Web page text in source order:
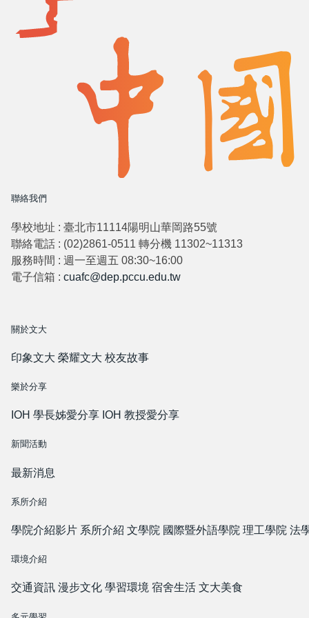
聯絡我們
學校地址 : 臺北市11114陽明山華岡路55號
聯絡電話 : (02)2861-0511 轉分機 11302~11313
服務時間 : 週一至週五 08:30~16:00
電子信箱 : cuafc@dep.pccu.edu.tw
關於文大
印象文大 榮耀文大 校友故事
樂於分享
IOH 學長姊愛分享 IOH 教授愛分享
新聞活動
最新消息
系所介紹
學院介紹影片 系所介紹 文學院 國際暨外語學院 理工學院 法
環境介紹
交通資訊 漫步文化 學習環境 宿舍生活 文大美食